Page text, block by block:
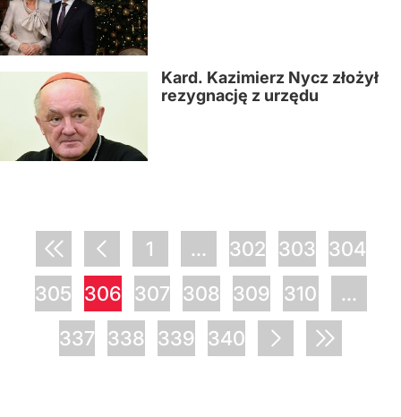
Kard. Kazimierz Nycz złożył
rezygnację z urzędu
1 ... 302 303
304
305
306 307 308 309 310
...
337
338 339 340